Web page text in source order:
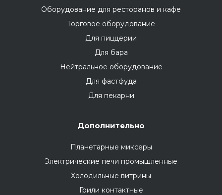
Оборудование для ресторанов и кафе
Торговое оборудование
Для пиццерии
Для бара
Нейтральное оборудование
Для фастфуда
Для пекарни
Дополнительно
Планетарные миксеры
Электрические печи промышленные
Холодильные витрины
Грили контактные